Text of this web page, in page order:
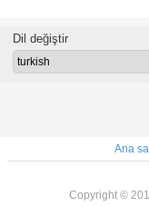
Dil değiştir
Ana
Copyright ©